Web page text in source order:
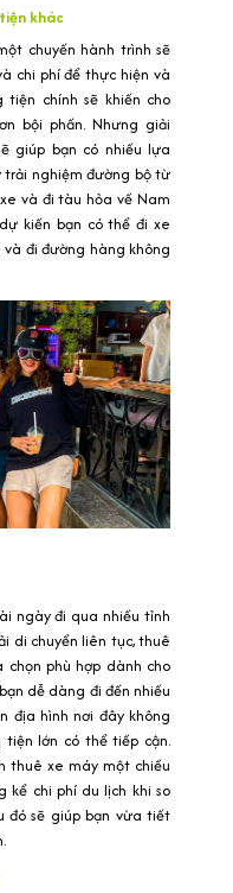
khác
chuyến hành trình sẽ
chi phí để thực hiện và
chính sẽ khiến cho
bội phần. Nhưng giải
giúp bạn có nhiều lựa
trải nghiệm đường bộ từ
và đi tàu hỏa về Nam
kiến bạn có thể đi xe
đi đường hàng không
ngày đi qua nhiều tỉnh
di chuyển liên tục, thuê
phù hợp dành cho
dễ dàng đi đến nhiều
địa hình nơi đây không
tiện lớn có thể tiếp cận.
thuê xe máy một chiều
kể chi phí du lịch khi so
đó sẽ giúp bạn vừa tiết